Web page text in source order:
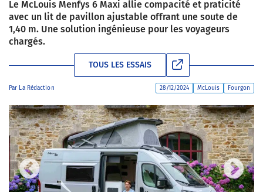
Le McLouis Menfys 6 Maxi allie compacité et praticité
avec un lit de pavillon ajustable offrant une soute de
1,40 m. Une solution ingénieuse pour les voyageurs
chargés.
TOUS LES ESSAIS
Par La Rédaction 28/12/2024 McLouis Fourgon
Previous Next